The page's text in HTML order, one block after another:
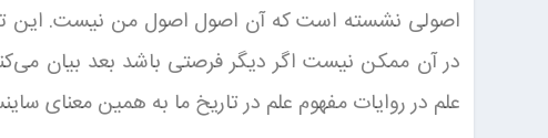
اصولی نشسته است که آن اصول اصول من نیست. این
در آن ممکن نیست اگر دیگر فرصتی باشد بعد بیان
علم در روایات مفهوم علم در تاریخ ما به همین معنای